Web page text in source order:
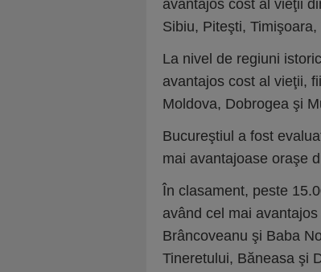
avantajos cost al vieţii
Sibiu, Piteşti,
La nivel de regiuni
avantajos cost al vieţii,
Moldova, Dobrogea şi
Bucureştiul a fost
mai avantajoase oraşe
În clasament, peste
având cel mai
Brâncoveanu şi Baba
Tineretului, Băneasa şi